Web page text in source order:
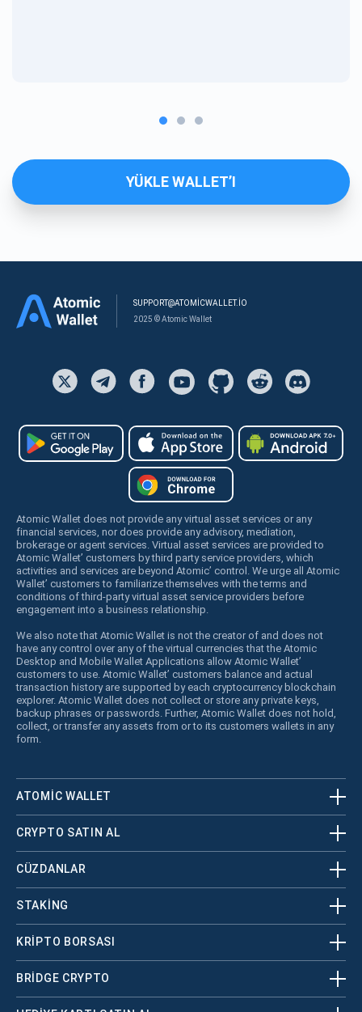
YÜKLE WALLET’I
SUPPORT@ATOMICWALLET.IO
2025 © Atomic Wallet
Atomic Wallet does not provide any virtual asset services or any
financial services, nor does provide any advisory, mediation,
brokerage or agent services. Virtual asset services are provided to
Atomic Wallet’ customers by third party service providers, which
activities and services are beyond Atomic’ control. We urge all Atomic
Wallet’ customers to familiarize themselves with the terms and
conditions of third-party virtual asset service providers before
engagement into a business relationship.
We also note that Atomic Wallet is not the creator of and does not
have any control over any of the virtual currencies that the Atomic
Desktop and Mobile Wallet Applications allow Atomic Wallet’
customers to use. Atomic Wallet’ customers balance and actual
transaction history are supported by each cryptocurrency blockchain
explorer. Atomic Wallet does not collect or store any private keys,
backup phrases or passwords. Further, Atomic Wallet does not hold,
collect, or transfer any assets from or to its customers wallets in any
form.
ATOMIC WALLET
CRYPTO SATIN AL
CÜZDANLAR
STAKING
KRİPTO BORSASI
BRIDGE CRYPTO